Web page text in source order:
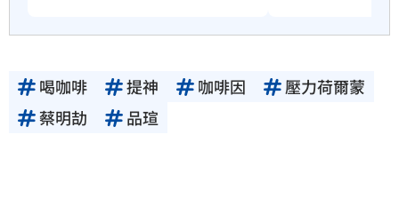
喝咖啡 提神 咖啡因
壓力荷爾蒙
蔡明劼
品瑄